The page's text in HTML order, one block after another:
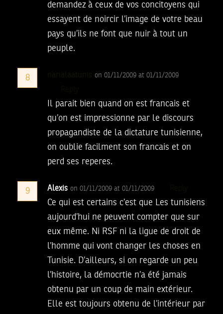
demandez à ceux de vos concitoyens qui
essayent de noircir l’image de votre beau
pays qu’ils ne font que nuir à tout un
peuple.
8 narialaatunis on 01/11/2009 at 01/11/2009
Il parait bien quand on est francais et
qu’on est impressionne par le discours
propagandiste de la dictature tunisienne,
on oublie facilment son francais et on
perd ses reperes.
9 Alexis on 01/11/2009 at 01/11/2009
Ce qui est certains c’est que Les tunisiens
aujourd’hui ne peuvent compter que sur
eux même. Ni RSF ni la ligue de droit de
l’homme qui vont changer les choses en
Tunisie. D’ailleurs, si on regarde un peu
l’histoire, la démocrtie n’a été jamais
obtenu par un coup de main extérieur.
Elle est toujours obtenu de l’intérieur par